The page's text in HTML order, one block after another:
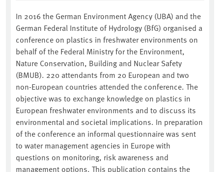
In 2016 the German Environment Agency (UBA) and the
German Federal Institute of Hydrology (BfG) organised a
conference on plastics in freshwater environments on
behalf of the Federal Ministry for the Environment,
Nature Conservation, Building and Nuclear Safety
(BMUB). 220 attendants from 20 European and two
non-European countries attended the conference. The
objective was to exchange knowledge on plastics in
European freshwater environments and to discuss its
environmental and societal implications. In preparation
of the conference an informal questionnaire was sent
to water management agencies in Europe with
questions on monitoring, risk awareness and
management options. This publication contains the